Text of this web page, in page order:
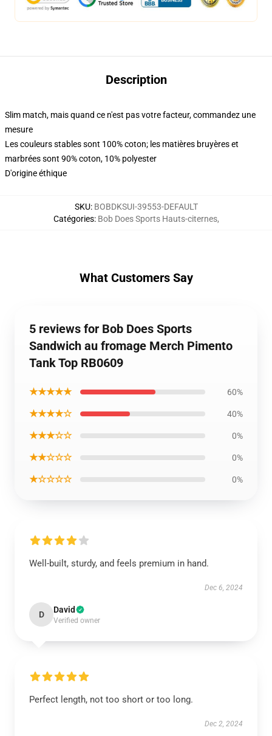
Description
Slim match, mais quand ce n'est pas votre facteur, commandez une
mesure
Les couleurs stables sont 100% coton; les matières bruyères et
marbrées sont 90% coton, 10% polyester
D'origine éthique
SKU: BOBDKSUI-39553-DEFAULT
Catégories: Bob Does Sports Hauts-citernes,
What Customers Say
5 reviews for Bob Does Sports
Sandwich au fromage Merch Pimento
Tank Top RB0609
★★★★★ 60%
★★★★☆ 40%
★★★☆☆ 0%
★★☆☆☆ 0%
★☆☆☆☆ 0%
Well-built, sturdy, and feels premium in hand.
Dec 6, 2024
D David
Verified owner
Perfect length, not too short or too long.
Dec 2, 2024